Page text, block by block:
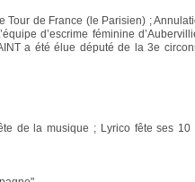
Tour de France (le Parisien) ;
d’escrime féminine
a été élue député de la 3e
de la musique ; Lyrico fête ses